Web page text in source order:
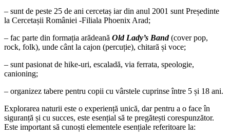
– sunt de peste 25 de ani cercetaș iar din anul 2001 sunt Președinte
la Cercetașii României -Filiala Phoenix Arad;
– fac parte din formația arădeană Old Lady’s Band(cover pop,
rock, folk), unde cânt la cajon (percuție), chitară și voce;
– sunt pasionat de hike-uri, escaladă, via ferrata, speologie,
canioning;
– organizez tabere pentru copii cu vârstele cuprinse între 5 și 18 ani.
Explorarea naturii este o experiență unică, dar pentru a o face în
siguranță și cu succes, este esențial să te pregătești corespunzător.
Este important să cunoști elementele esențiale referitoare la: